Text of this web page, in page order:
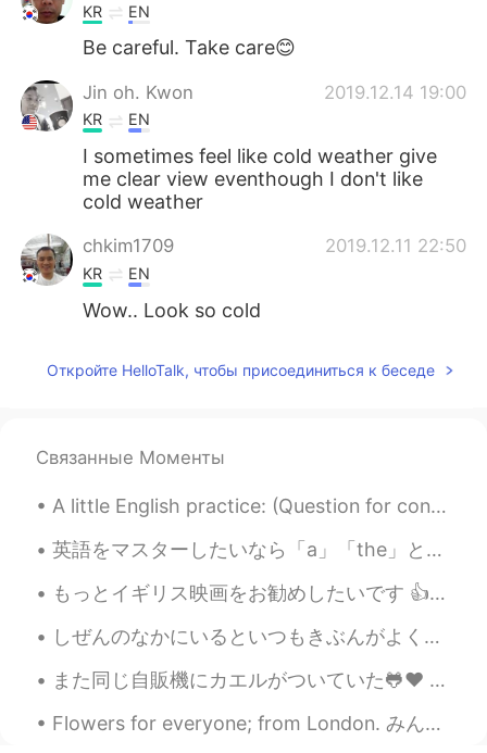
KR EN
Be careful. Take care😊
Jin oh. Kwon 2019.12.14 19:00
KR EN
I sometimes feel like cold weather give
me clear view eventhough I don't like
cold weather
chkim1709 2019.12.11 22:50
KR EN
Wow.. Look so cold
CN EN
M.m
EN KR
I didn't I would be outside for that
and had a huge headache.
I didn'tknowI would be outside for
that long but ended up being that
Откройте HelloTalk, чтобы присоединиться к беседе
Связанные Моменты
A little English practice: (Question for conversation: do you have any words or sayings that you ...
英語をマスターしたいなら「a」「the」と「〜s」の使い方を学んでください。日本人にとって一番難しい部分だと思います。日本語でそういうことがありませんから。私の英語を教える５年間には出来る人が1...
もっとイギリス映​​画をお勧めしたいです 👍 I would like to recommend more British films. 👍 Mindhorn マインドホーン Waking...
しぜんのなかにいるといつもきぶんがよくなります。 - My mood always improves when I am out in nature. Well, how shall I be...
また同じ自販機にカエルがついていた🐸♥ 水曜日と同じ2匹かな？ 虫が自販機の光によってくるからカエルにとってはバイキングだね🤔 もっと写真を撮りたかったけど、雨と雷がひどくてそんな暇なか...
Flowers for everyone; from London. みんなのための花。ロンドンから。 Happy Valentine's Day. Have fun! 幸せなバレンタイン...